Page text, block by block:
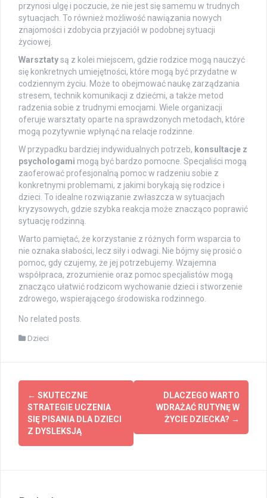
przynosi ulgę i poczucie, że nie jest się samemu w trudnych
sytuacjach. To również możliwość nawiązania nowych
znajomości i zdobycia przyjaciół w podobnej sytuacji
życiowej.
Warsztatysą z kolei miejscem, gdzie rodzice mogą nauczyć
się konkretnych umiejętności, które mogą być przydatne w
codziennym życiu. Może to obejmować naukę zarządzania
stresem, technik komunikacji z dziećmi, a także metod
radzenia sobie z trudnymi emocjami. Wiele organizacji
oferuje warsztaty oparte na sprawdzonych metodach, które
mogą pozytywnie wpłynąć na relacje rodzinne.
W przypadku bardziej indywidualnych potrzeb, konsultacje z
psychologami mogą być bardzo pomocne. Specjaliści mogą
zaoferować profesjonalną pomoc w radzeniu sobie z
konkretnymi problemami, z jakimi borykają się rodzice i
dzieci. To idealne rozwiązanie zwłaszcza w sytuacjach
kryzysowych, gdzie szybka reakcja może znacząco poprawić
sytuację rodzinną.
Warto pamiętać, że korzystanie z różnych form wsparcia to
nie oznaka słabości, lecz siły i odwagi. Nie bójmy się prosić o
pomoc, gdy czujemy, że jej potrzebujemy. Wzajemna
współpraca, zrozumienie oraz pomoc specjalistów mogą
znacząco ułatwić rodzicom wychowanie dzieci i stworzenie
zdrowego, wspierającego środowiska rodzinnego.
No related posts.
Dzieci
Post
navigation
← SKUTECZNE
STRATEGIE UCZENIA
SIĘ PISANIA DLA DZIECI
Z DYSLEKSJĄ
DLACZEGO WARTO
WDRAŻAĆ RUTYNĘ W
ŻYCIE DZIECKA? →